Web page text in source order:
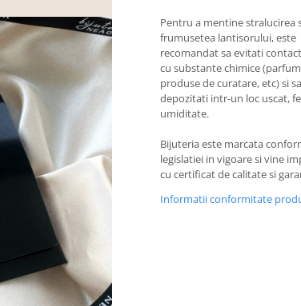
Pentru a mentine stralucirea
frumusetea lantisorului, este
recomandat sa evitati
cu substante chimice
produse de curatare, etc) si
depozitati intr-un loc uscat,
umiditate.
Bijuteria este marcata
legislatiei in vigoare si vine
cu certificat de calitate si
Informatii conformitate